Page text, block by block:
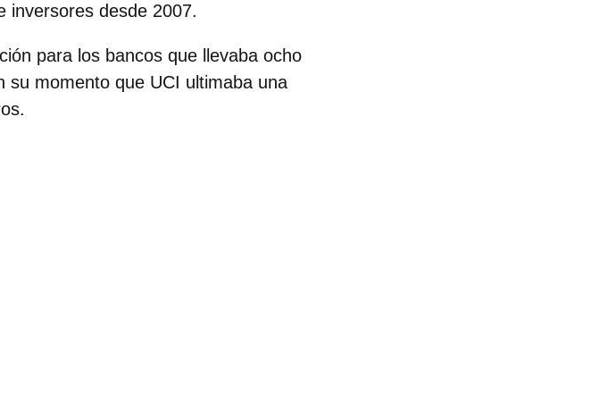
inversores desde 2007.
para los bancos que llevaba ocho
su momento que UCI ultimaba una